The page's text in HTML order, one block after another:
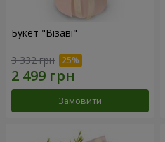
Букет "Візаві"
3 332 грн
Замовити